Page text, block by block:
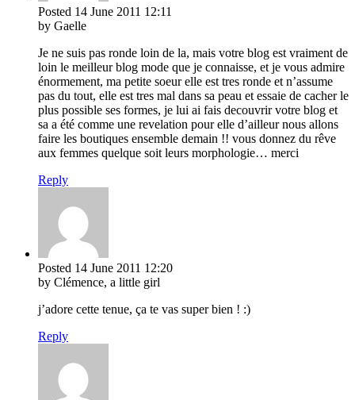
Posted 14 June 2011 12:11
by Gaelle
Je ne suis pas ronde loin de la, mais votre blog est vraiment de
loin le meilleur blog mode que je connaisse, et je vous admire
énormement, ma petite soeur elle est tres ronde et n’assume
pas du tout, elle est tres mal dans sa peau et essaie de cacher le
plus possible ses formes, je lui ai fais decouvrir votre blog et
sa a été comme une revelation pour elle d’ailleur nous allons
faire les boutiques ensemble demain !! vous donnez du rêve
aux femmes quelque soit leurs morphologie… merci
Reply
Posted 14 June 2011 12:20
by Clémence, a little girl
j’adore cette tenue, ça te vas super bien ! :)
Reply